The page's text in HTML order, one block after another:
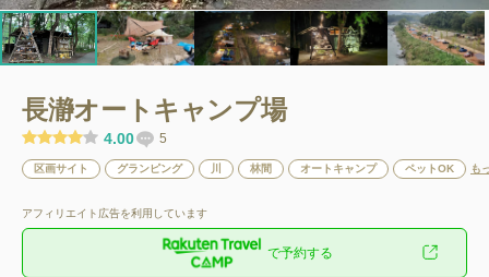
長瀞オートキャンプ場
4.00 5
区画サイト グランピング 林間 オートキャンプ ペットOK も
アフィリエイト広告を利用しています
で予約する